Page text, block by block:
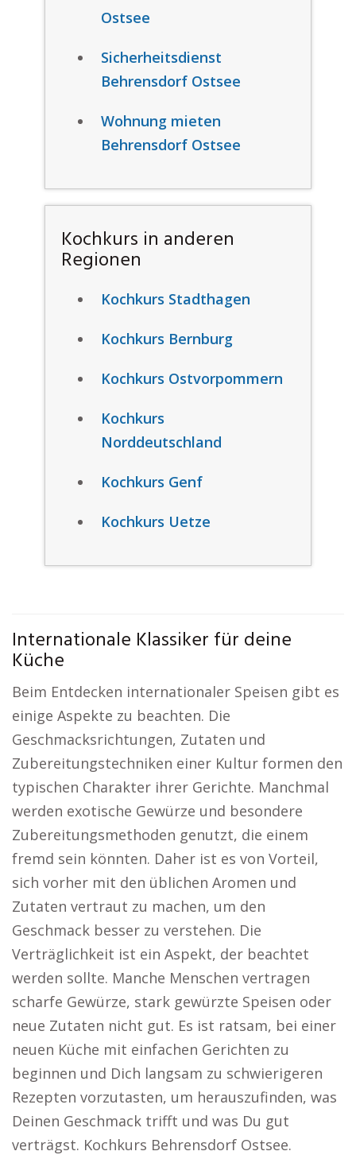
Ostsee
Sicherheitsdienst
Behrensdorf Ostsee
Wohnung mieten
Behrensdorf Ostsee
Kochkurs in anderen
Regionen
Kochkurs Stadthagen
Kochkurs Bernburg
Kochkurs Ostvorpommern
Kochkurs
Norddeutschland
Kochkurs Genf
Kochkurs Uetze
Internationale Klassiker für deine
Küche
Beim Entdecken internationaler Speisen gibt es
einige Aspekte zu beachten. Die
Geschmacksrichtungen, Zutaten und
Zubereitungstechniken einer Kultur formen den
typischen Charakter ihrer Gerichte. Manchmal
werden exotische Gewürze und besondere
Zubereitungsmethoden genutzt, die einem
fremd sein könnten. Daher ist es von Vorteil,
sich vorher mit den üblichen Aromen und
Zutaten vertraut zu machen, um den
Geschmack besser zu verstehen. Die
Verträglichkeit ist ein Aspekt, der beachtet
werden sollte. Manche Menschen vertragen
scharfe Gewürze, stark gewürzte Speisen oder
neue Zutaten nicht gut. Es ist ratsam, bei einer
neuen Küche mit einfachen Gerichten zu
beginnen und Dich langsam zu schwierigeren
Rezepten vorzutasten, um herauszufinden, was
Deinen Geschmack trifft und was Du gut
verträgst. Kochkurs Behrensdorf Ostsee.